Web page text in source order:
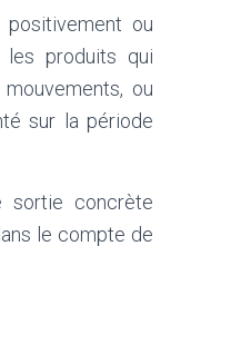
ou
les produits qui
ou
sur la période
sortie concrète
le compte de